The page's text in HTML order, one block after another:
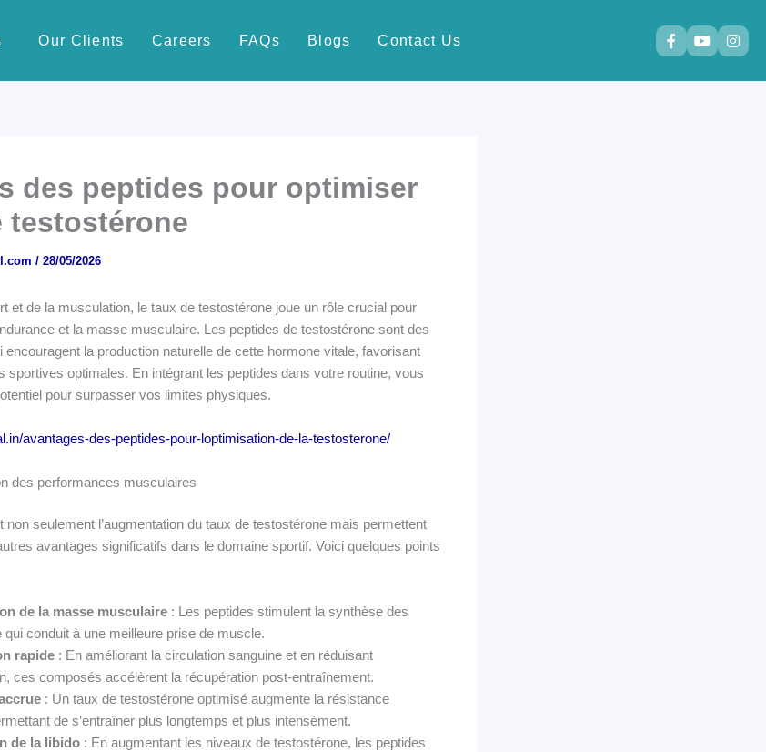
Our Clients Careers FAQs Blogs Contact Us
des peptides pour optimiser
testostérone
/ 28/05/2026
et de la musculation, le taux de testostérone joue un rôle crucial pour
et la masse musculaire. Les peptides de testostérone sont des
la production naturelle de cette hormone vitale, favorisant
sportives optimales. En intégrant les peptides dans votre routine, vous
pour surpasser vos limites physiques.
avantages-des-peptides-pour-loptimisation-de-la-testosterone/
des performances musculaires
non seulement l’augmentation du taux de testostérone mais permettent
avantages significatifs dans le domaine sportif. Voici quelques points
de la masse musculaire: Les peptides stimulent la synthèse des
qui conduit à une meilleure prise de muscle.
rapide: En améliorant la circulation sanguine et en réduisant
ces composés accélèrent la récupération post-entraînement.
: Un taux de testostérone optimisé augmente la résistance
de s’entraîner plus longtemps et plus intensément.
de la libido: En augmentant les niveaux de testostérone, les peptides